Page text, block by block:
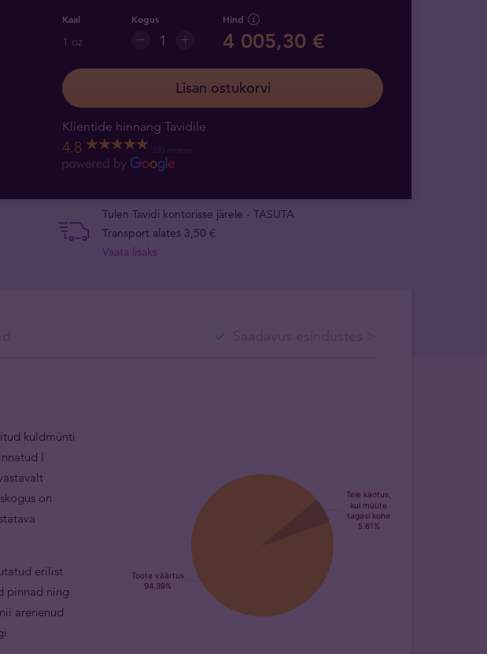
Kaal
1 oz
Kogus Hind
4 005,30 €
Lisan ostukorvi
Klientide hinnang Tavidile
4.8
Tulen Tavidi kontorisse järele - TASUTA
Transport alates 3,50 €
Vaata lisaks
kuldmünti
I
on
erilist
pinnad ning
arenenud